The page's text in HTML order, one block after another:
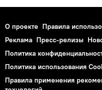
О проекте Правила
Реклама Пресс-релизы
Политика
Политика использования
Правила применения